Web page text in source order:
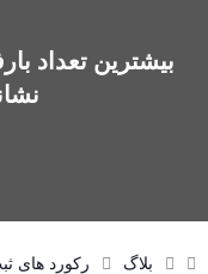
بیشترین تعداد
بلاگ
رکورد های